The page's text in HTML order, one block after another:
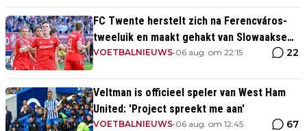
FC Twente herstelt zich na Ferencváros-
tweeluik en maakt gehakt van Slowaakse
opponent
VOETBALNIEUWS•06 aug. om 22:15 22
Veltman is officieel speler van West Ham
United: 'Project spreekt me aan'
VOETBALNIEUWS•06 aug. om 12:45 67